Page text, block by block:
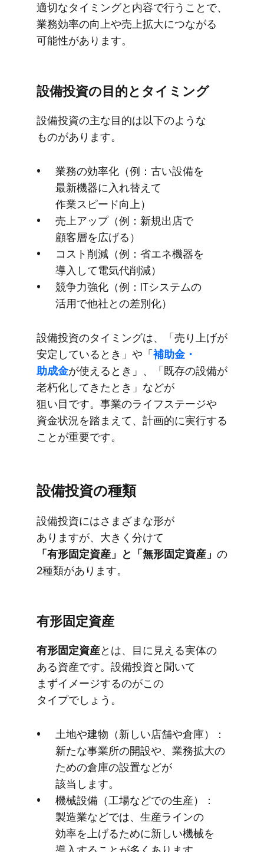
適切な​タイミングと​内容で​行う​ことで、​
業務効率の​向上や売上拡大に​つながる​
可能性が​あります。
設備投資の​目的と​タイミング
設備投資の​主な​目的は​以下のような​
ものが​あります。
業務の​効率化​（例：古い​設備を​
最新機器に​入れ替えて​
作業スピード向上）
売上アップ​（例：新規出店で​
顧客層を​広げる）
コスト削減​（例：省エネ機器を​
導入して​電気代削減）
競争力強化​（例：ITシステムの​
活用で​他社との​差別化）
設備投資の​タイミングは、​「売り上げが​
安定している​とき」や​「補助金・
助成金が​使える​とき」、​「既存の​設備が​
老朽化してきた​とき」などが​
狙い目です。​事業の​ライフステージや​
資金状況を​踏まえて、​計画的に​実行する​
ことが​重要です。
設備投資の​種類
設備投資には​さまざまな​形が​
ありますが、​大きく​分けて
「有形固定資産」と​「無形固定資産」 の​
2種類が​あります。
有形固定資産
有形固定資産とは、​目に​見える​実体の​
ある​資産です。​設備投資と​聞いて​
まずイメージするのが​この​
タイプでしょう。
土地や​建物​（新しい​店舗や​倉庫）​：
新たな​事業所の​開設や、​業務拡大の​
ための​倉庫の​設置などが​
該当します。
機械設備​（工場などでの​生産）​：
製造業などでは、​生産ラインの​
効率を​上げる​ために​新しい​機械を​